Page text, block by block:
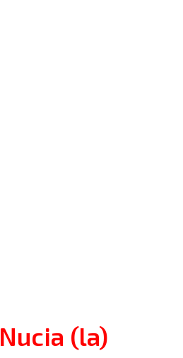
Nucia (la)